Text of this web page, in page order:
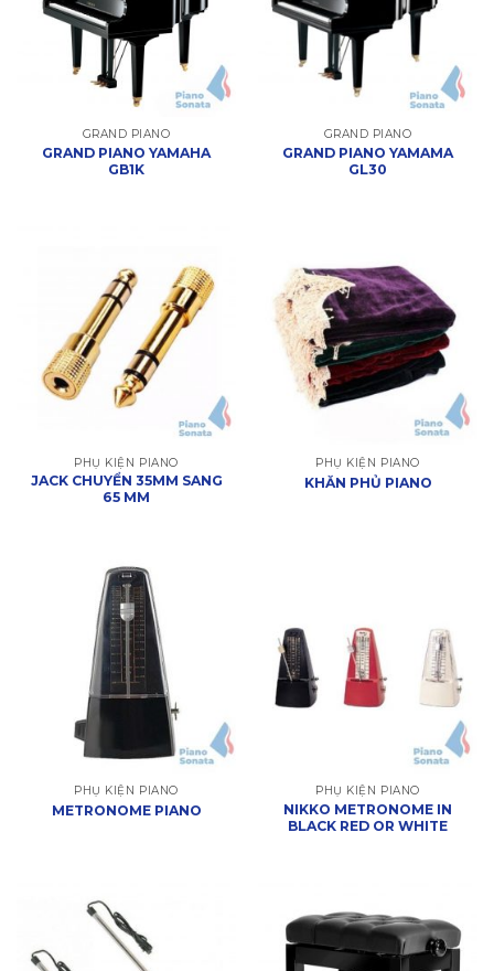
GRAND PIANO
GRAND PIANO YAMAHA
GB1K
GRAND PIANO
GRAND PIANO YAMAMA
GL30
PHỤ KIỆN PIANO
JACK CHUYỂN 35MM SANG
65 MM
PHỤ KIỆN PIANO
KHĂN PHỦ PIANO
PHỤ KIỆN PIANO
METRONOME PIANO
PHỤ KIỆN PIANO
NIKKO METRONOME IN
BLACK RED OR WHITE